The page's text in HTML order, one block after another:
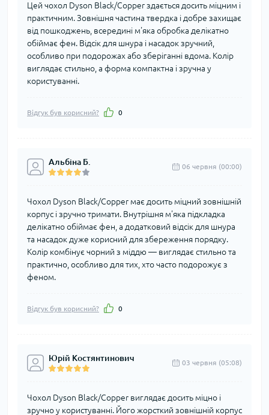
Цей чохол Dyson Black/Copper здається досить міцним і
практичним. Зовнішня частина твердка і добре захищає
від пошкоджень, всередині м'яка обробка делікатно
обіймає фен. Відсік для шнура і насадок зручний,
особливо при подорожах або зберіганні вдома. Колір
виглядає стильно, а форма компактна і зручна у
користуванні.
Відгук був корисний? 0
Альбіна Б. 06 червня (00:00)
Чохол Dyson Black/Copper має досить міцний зовнішній
корпус і зручно тримати. Внутрішня м'яка підкладка
делікатно обіймає фен, а додатковий відсік для шнура
та насадок дуже корисний для збереження порядку.
Колір комбінує чорний з міддю — виглядає стильно та
практично, особливо для тих, хто часто подорожує з
феном.
Відгук був корисний? 0
Юрій Костянтинович 03 червня (05:08)
Чохол Dyson Black/Copper виглядає досить міцно і
зручно у користуванні. Його жорсткий зовнішній корпус